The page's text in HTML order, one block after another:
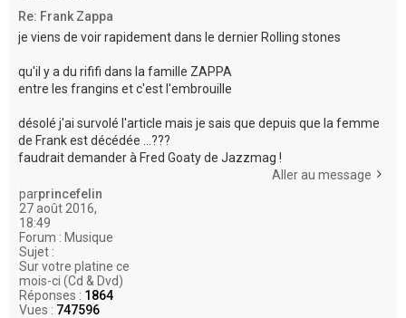
Re: Frank Zappa
je viens de voir rapidement dans le dernier Rolling stones
qu'il y a du rififi dans la famille ZAPPA
entre les frangins et c'est l'embrouille
désolé j'ai survolé l'article mais je sais que depuis que la femme
de Frank est décédée ...???
faudrait demander à Fred Goaty de Jazzmag !
Aller au message
parprincefelin
27 août 2016,
18:49
Forum : Musique
Sujet :
Sur votre platine ce
mois-ci (Cd & Dvd)
Réponses : 1864
Vues : 747596